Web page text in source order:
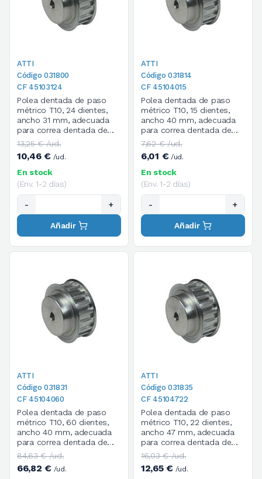
ATTI
Código 031800
CF 45103124
Polea dentada de paso
métrico T10, 24 dientes,
ancho 31 mm, adecuada
para correa dentada de
paso métrico T de ancho
16 mm
13,25 € /ud.
10,46 €/ud.
En stock
(Env. 1-2 días)
- +
Añadir
ATTI
Código 031814
CF 45104015
Polea dentada de paso
métrico T10, 15 dientes,
ancho 40 mm, adecuada
para correa dentada de
paso métrico T de ancho
25 mm
7,62 € /ud.
6,01 €/ud.
En stock
(Env. 1-2 días)
- +
Añadir
ATTI
Código 031831
CF 45104060
Polea dentada de paso
métrico T10, 60 dientes,
ancho 40 mm, adecuada
para correa dentada de
paso métrico T de ancho
25 mm
84,63 € /ud.
66,82 €/ud.
ATTI
Código 031835
CF 45104722
Polea dentada de paso
métrico T10, 22 dientes,
ancho 47 mm, adecuada
para correa dentada de
paso métrico T de ancho
32 mm
16,03 € /ud.
12,65 €/ud.